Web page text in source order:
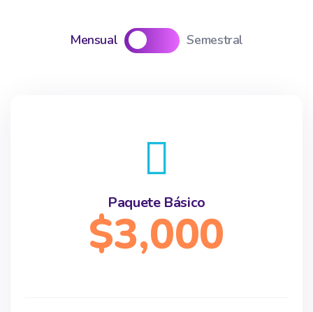
Mensual Semestral
Paquete Básico
$3,000